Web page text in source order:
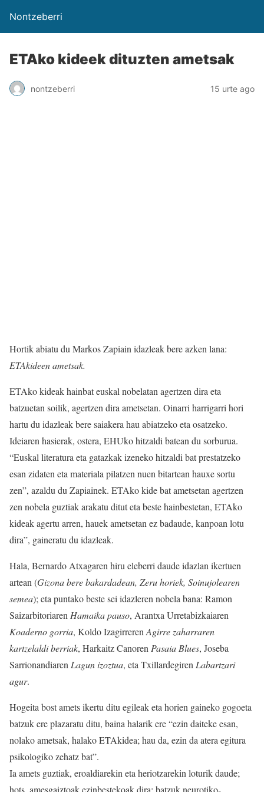
Nontzeberri
ETAko kideek dituzten ametsak
nontzeberri 15 urte ago
Hortik abiatu du Markos Zapiain idazleak bere azken lana:
ETAkideen ametsak.
ETAko kideak hainbat euskal nobelatan agertzen dira eta
batzuetan soilik, agertzen dira ametsetan. Oinarri harrigarri hori
hartu du idazleak bere saiakera hau abiatzeko eta osatzeko.
Ideiaren hasierak, ostera, EHUko hitzaldi batean du sorburua.
“Euskal literatura eta gatazkak izeneko hitzaldi bat prestatzeko
esan zidaten eta materiala pilatzen nuen bitartean hauxe sortu
zen”, azaldu du Zapiainek. ETAko kide bat ametsetan agertzen
zen nobela guztiak arakatu ditut eta beste hainbestetan, ETAko
kideak agertu arren, hauek ametsetan ez badaude, kanpoan lotu
dira”, gaineratu du idazleak.
Hala, Bernardo Atxagaren hiru eleberri daude idazlan ikertuen
artean (Gizona bere bakardadean, Zeru horiek, Soinujolearen
semea); eta puntako beste sei idazleren nobela bana: Ramon
Saizarbitoriaren Hamaika pauso, Arantxa Urretabizkaiaren
Koaderno gorria, Koldo Izagirreren Agirre zaharraren
kartzelaldi berriak, Harkaitz Canoren Pasaia Blues, Joseba
Sarrionandiaren Lagun izoztua, eta Txillardegiren Labartzari
agur.
Hogeita bost amets ikertu ditu egileak eta horien gaineko gogoeta
batzuk ere plazaratu ditu, baina halarik ere “ezin daiteke esan,
nolako ametsak, halako ETAkidea; hau da, ezin da atera egitura
psikologiko zehatz bat”.
Ia amets guztiak, eroaldiarekin eta heriotzarekin loturik daude;
hots, amesgaiztoak ezinbestekoak dira; batzuk neurotiko-